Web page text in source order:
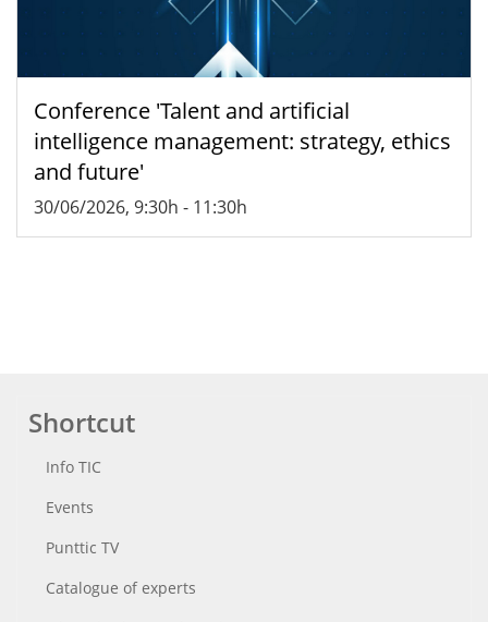
Conference 'Talent and artificial
intelligence management: strategy, ethics
and future'
30/06/2026, 9:30h - 11:30h
Shortcut
Info TIC
Events
Punttic TV
Catalogue of experts